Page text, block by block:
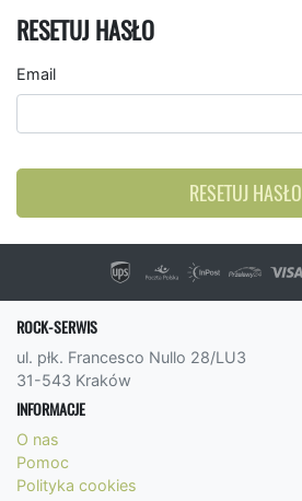
RESETUJ HASŁO
Email
RESETUJ HASŁO
ROCK-SERWIS
ul. płk. Francesco Nullo 28/LU3
31-543 Kraków
INFORMACJE
O nas
Pomoc
Polityka cookies